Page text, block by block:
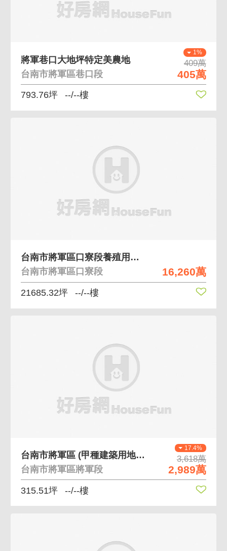
1%
409萬
405萬
將軍巷口大地坪特定美農地
台南市將軍區巷口段
793.76坪 --/--樓
16,260萬
台南市將軍區口寮段養殖用地。一般農業區
台南市將軍區口寮段
21685.32坪 --/--樓
17.4%
3,618萬
2,989萬
台南市將軍區 (甲種建築用地)稀有釋出
台南市將軍區將軍段
315.51坪 --/--樓